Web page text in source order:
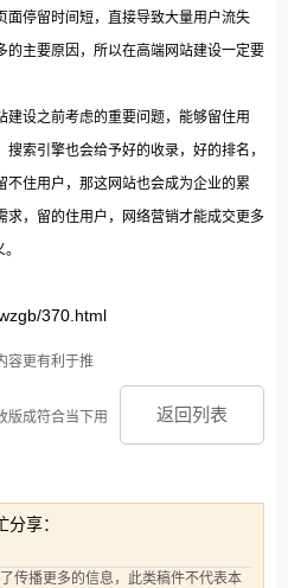
面停留时间短，直接导致大量用户流失
的主要原因，所以在高端网站建设一定要
设之前考虑的重要问题，能够留住用
索引擎也会给予好的收录，好的排名，
不住用户，那这网站也会成为企业的累
求，留的住用户，网络营销才能成交更多
370.html
容更有利于推
版成符合当下用
返回列表
享：
传播更多的信息，此类稿件不代表本